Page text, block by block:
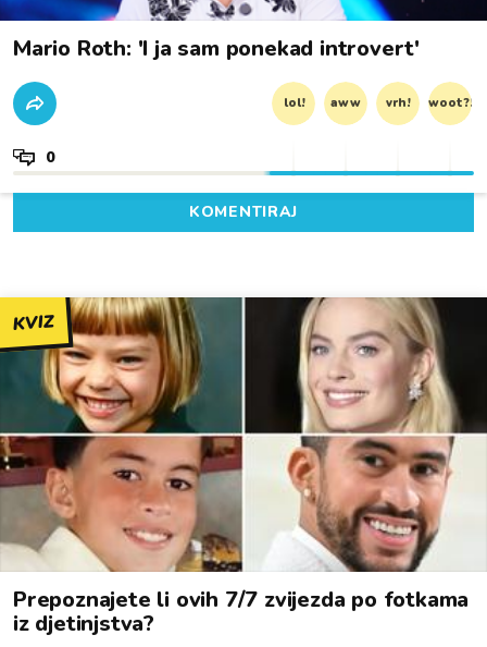
Mario Roth: 'I ja sam ponekad introvert'
lol! aww vrh! woot?!
0
KOMENTIRAJ
KVIZ
Prepoznajete li ovih 7/7 zvijezda po fotkama
iz djetinjstva?